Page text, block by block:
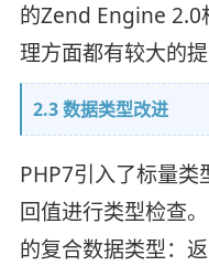
的Zend Engine 2.0
理方面都有较大的提
2.3 数据类型改进
PHP7引入了标量
回值进行类型检查
的复合数据类型：